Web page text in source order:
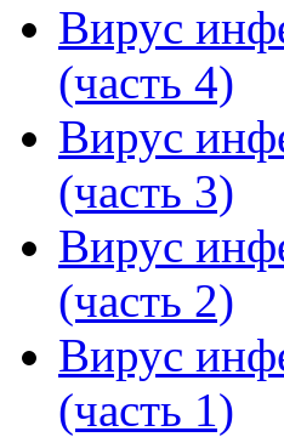
Вирус
(часть 4)
Вирус
(часть 3)
Вирус
(часть 2)
Вирус
(часть 1)